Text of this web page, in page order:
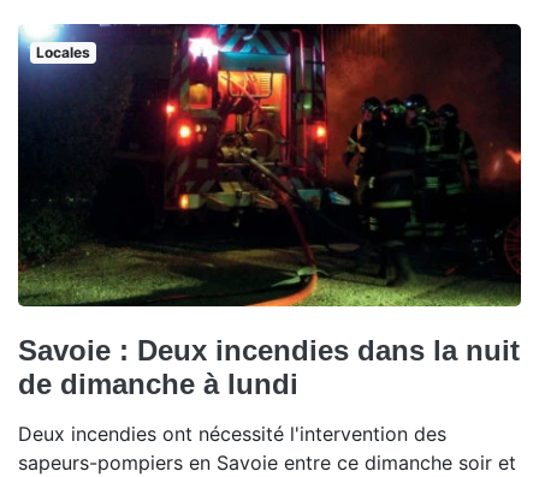
Locales
Savoie : Deux incendies dans la nuit
de dimanche à lundi
Deux incendies ont nécessité l'intervention des
sapeurs-pompiers en Savoie entre ce dimanche soir et